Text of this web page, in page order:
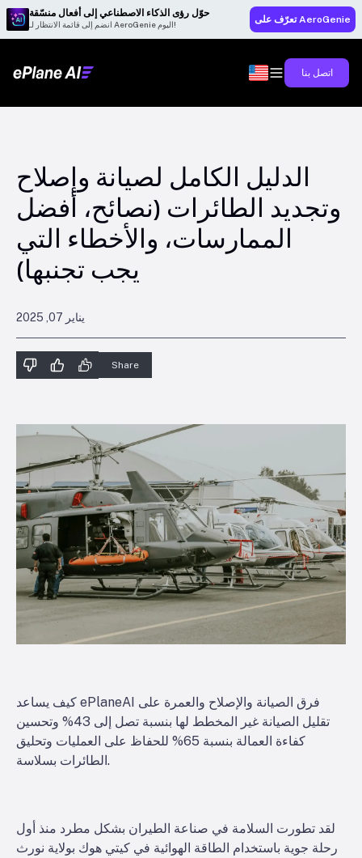
حوّل رؤى الذكاء الاصطناعي إلى أفعال منسّقة
انضم إلى قائمة الانتظار لـ AeroGenie اليوم! تعرّف على AeroGenie
اتصل بنا
الدليل الكامل لصيانة وإصلاح
وتجديد الطائرات (نصائح، أفضل
الممارسات، والأخطاء التي
يجب تجنبها)
يناير 07, 2025
Share
كيف يساعد ePlaneAI فرق الصيانة والإصلاح والعمرة على
تقليل الصيانة غير المخطط لها بنسبة تصل إلى 43% وتحسين
كفاءة العمالة بنسبة 65% للحفاظ على العمليات وتحليق
الطائرات بسلاسة.
لقد تطورت السلامة في صناعة الطيران بشكل مطرد منذ أول
رحلة جوية باستخدام الطاقة الهوائية في كيتي هوك بولاية نورث